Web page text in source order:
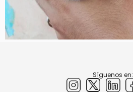
Síguenos en: